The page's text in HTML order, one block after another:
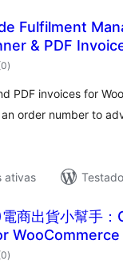
Fulfilment
& PDF
total
de
)
PDF invoices for
order number to
ativas
電商出貨小幫手
WooCommerce
total
de
)